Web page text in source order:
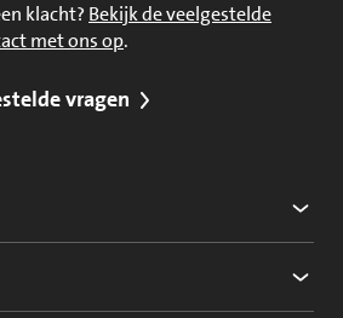
klacht? Bekijk de veelgestelde
met ons op.
vragen